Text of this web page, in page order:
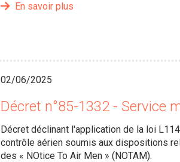
En savoir plus
02/06/2025
Décret n°85-1332 - Service
Décret déclinant l'application de la loi
contrôle aérien soumis aux dispositions
des « NOtice To Air Men » (NOTAM).